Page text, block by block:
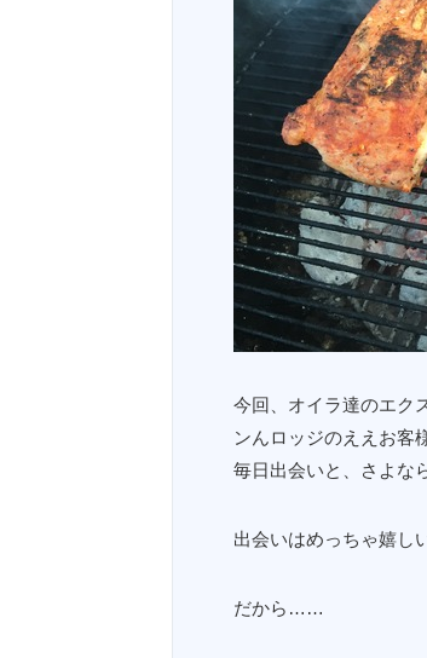
今回、オイラ達のエク
ンんロッジのええお客
毎日出会いと、さよな
出会いはめっちゃ嬉し
だから……